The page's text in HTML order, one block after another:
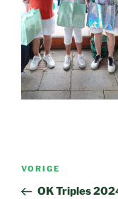
Bericht
Vorig
bericht
VORIGE
OK Triples